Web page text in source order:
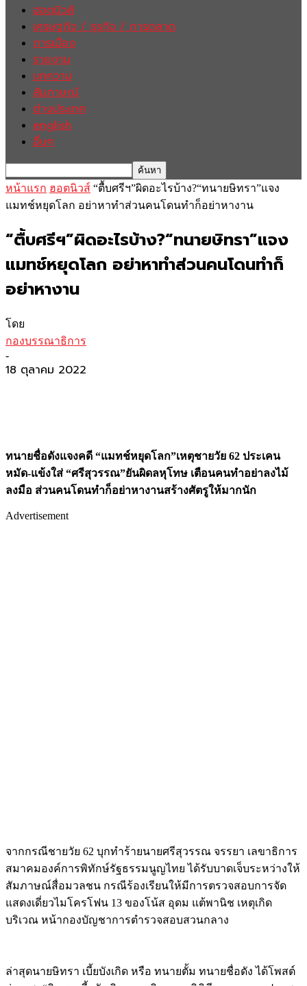
ฮอตนิวส์
เศรษฐกิจ / ธุรกิจ / การตลาด
การเมือง
รายงาน
บทความ
สัมภาษณ์
ต่างประเทศ
english
อื่นๆ
หน้าแรก ฮอตนิวส์ “ตื้บศรีฯ”ผิดอะไรบ้าง?“ทนายษิทรา”แจง
แมทช์หยุดโลก อย่าหาทำส่วนคนโดนทำก็อย่าหางาน
“ตื้บศรีฯ”ผิดอะไรบ้าง?“ทนายษิทรา”แจง
แมทช์หยุดโลก อย่าหาทำส่วนคนโดนทำก็
อย่าหางาน
โดย
กองบรรณาธิการ
-
18 ตุลาคม 2022
ทนายชื่อดังแจงคดี “แมทช์หยุดโลก”เหตุชายวัย 62 ประเคน
หมัด-แข้งใส่ “ศรีสุวรรณ”ยันผิดลหุโทษ เตือนคนทำอย่าลงไม้
ลงมือ ส่วนคนโดนทำก็อย่าหางานสร้างศัตรูให้มากนัก
Advertisement
จากกรณีชายวัย 62 บุกทำร้ายนายศรีสุวรรณ จรรยา เลขาธิการ
สมาคมองค์การพิทักษ์รัฐธรรมนูญไทย ได้รับบาดเจ็บระหว่างให้
สัมภาษณ์สื่อมวลชน กรณีร้องเรียนให้มีการตรวจสอบการจัด
แสดงเดี่ยวไมโครโฟน 13 ของโน้ส อุดม แต้พานิช เหตุเกิด
บริเวณ หน้ากองบัญชาการตำรวจสอบสวนกลาง
ล่าสุดนายษิทรา เบี้ยบังเกิด หรือ ทนายตั้ม ทนายชื่อดัง ได้โพสต์